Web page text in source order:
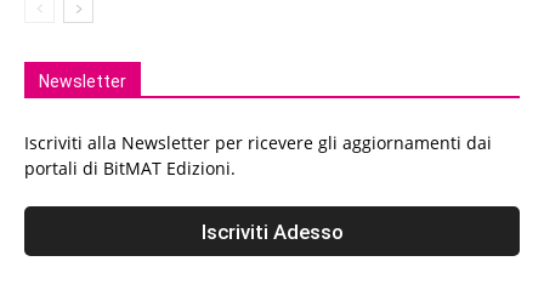
Newsletter
Iscriviti alla Newsletter per ricevere gli aggiornamenti dai
portali di BitMAT Edizioni.